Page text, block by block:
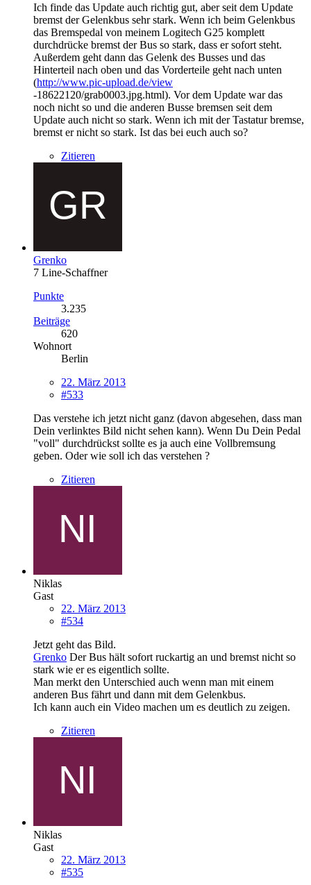
Ich finde das Update auch richtig gut, aber seit dem Update
bremst der Gelenkbus sehr stark. Wenn ich beim Gelenkbus
das Bremspedal von meinem Logitech G25 komplett
durchdrücke bremst der Bus so stark, dass er sofort steht.
Außerdem geht dann das Gelenk des Busses und das
Hinterteil nach oben und das Vorderteile geht nach unten
(http://www.pic-upload.de/view
-18622120/grab0003.jpg.html). Vor dem Update war das
noch nicht so und die anderen Busse bremsen seit dem
Update auch nicht so stark. Wenn ich mit der Tastatur bremse,
bremst er nicht so stark. Ist das bei euch auch so?
Zitieren
Grenko
7 Line-Schaffner
Punkte
3.235
Beiträge
620
Wohnort
Berlin
22. März 2013
#533
Das verstehe ich jetzt nicht ganz (davon abgesehen, dass man
Dein verlinktes Bild nicht sehen kann). Wenn Du Dein Pedal
"voll" durchdrückst sollte es ja auch eine Vollbremsung
geben. Oder wie soll ich das verstehen ?
Zitieren
Niklas
Gast
22. März 2013
#534
Jetzt geht das Bild.
Grenko Der Bus hält sofort ruckartig an und bremst nicht so
stark wie er es eigentlich sollte.
Man merkt den Unterschied auch wenn man mit einem
anderen Bus fährt und dann mit dem Gelenkbus.
Ich kann auch ein Video machen um es deutlich zu zeigen.
Zitieren
Niklas
Gast
22. März 2013
#535